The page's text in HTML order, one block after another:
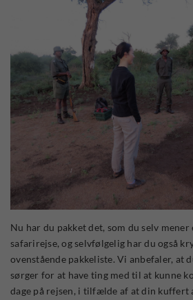
Nu har du pakket det, som du selv
safarirejse, og selvfølgelig har du også
ovenstående pakkeliste. Vi anbefaler, at
sørger for at have ting med til at kunne
dage på rejsen, i tilfælde af at din kuffert